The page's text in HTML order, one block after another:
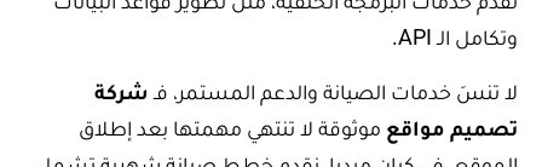
وتكامل الـ API.
لا تنسَ خدمات الصيانة والدعم المستمر، فـ شركة
تصميم مواقع موثوقة لا تنتهي مهمتها بعد إطلاق